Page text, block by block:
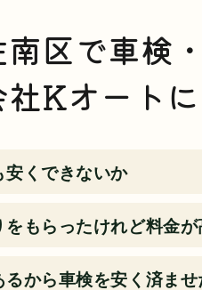
区で車検
Kオート
安くできないか
をもらったけれど料金が
るから車検を安く済ませ